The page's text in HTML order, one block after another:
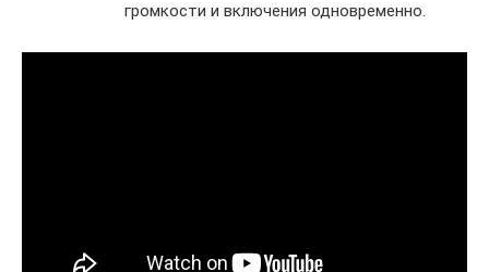
громкости и включения одновременно.